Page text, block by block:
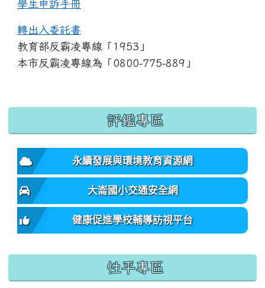
學生申訴手冊
轉出入委託書
教育部反霸凌專線「1953」
本市反霸凌專線為「0800-775-889」
:::
評鑑專區
永續發展與環境教育資源網
大崙國小交通安全網
健康促進學校輔導訪視平台
性平專區